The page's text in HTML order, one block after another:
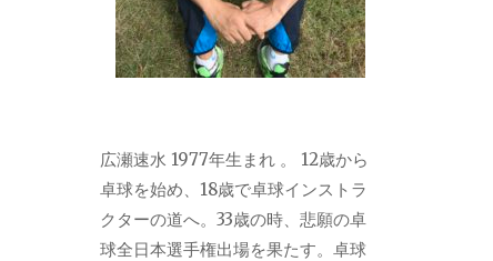
広瀬速水 1977年生まれ 。 12歳から
卓球を始め、18歳で卓球インストラ
クターの道へ。33歳の時、悲願の卓
球全日本選手権出場を果たす。卓球